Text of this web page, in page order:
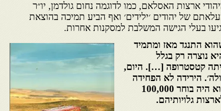
ארצות האסלאם, כמו לדוגמה נחום גולדמן, יו״ר
של יהודים ׳ילידים׳ ואף הביע תמיכה בהוצאת
בעלי הגישה המשלבת למסקנות אחרות.
התנגד מאז ומתמיד
נוצרה רק בגלל
קטסטרופה […]. היום,
הירידה לא הפחידה
אותו. לו יכול, אמר גולדמן, הוא היה בוחר 100,000
גלויותיהם.